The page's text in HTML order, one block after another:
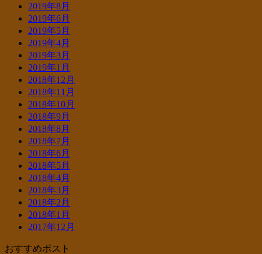
2019年8月
2019年6月
2019年5月
2019年4月
2019年3月
2019年1月
2018年12月
2018年11月
2018年10月
2018年9月
2018年8月
2018年7月
2018年6月
2018年5月
2018年4月
2018年3月
2018年2月
2018年1月
2017年12月
おすすめポスト